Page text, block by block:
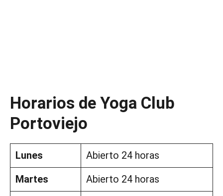
Horarios de Yoga Club
Portoviejo
Lunes
Abierto 24 horas
Martes
Abierto 24 horas